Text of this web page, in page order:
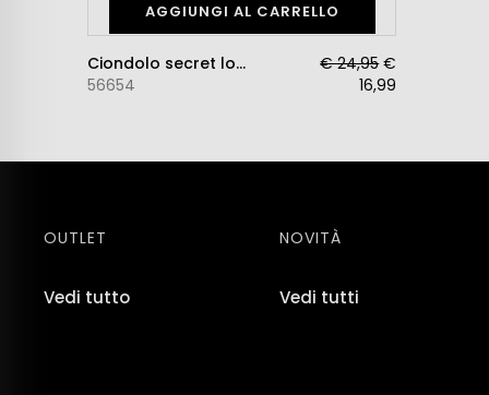
AGGIUNGI AL CARRELLO
Ciondolo secret love
56654
€ 24,95 €
16,99
OUTLET
Vedi tutto
NOVITÀ
Vedi tutti